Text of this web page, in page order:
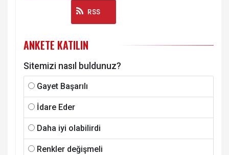
RSS
ANKETE KATILIN
Sitemizi nasıl buldunuz?
Gayet Başarılı
İdare Eder
Daha iyi olabilirdi
Renkler değişmeli